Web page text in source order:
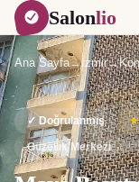
Salonlio
Ana Sayfa→İzmir→
✓ Doğrulanmış
Güzellik Merkezi